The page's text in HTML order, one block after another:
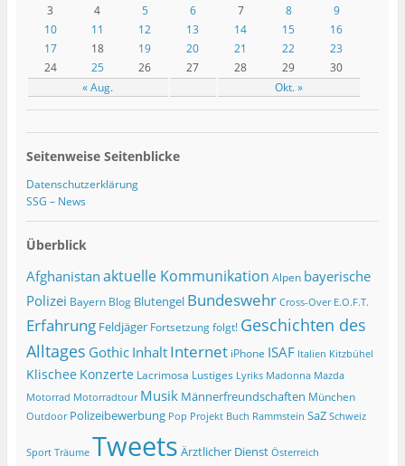
« Aug. Okt. »
3
4 5 6 7 8
9
10
11 12 13 14 15
16
17
18 19 20 21 22
23
24
25 26 27 28 29 30
Seitenweise Seitenblicke
Datenschutzerklärung
SSG – News
Überblick
Afghanistanaktuelle Kommunikation Alpen bayerische
Polizei Bayern Blog Blutengel Bundeswehr Cross-Over E.O.F.T.
Erfahrung Feldjäger Fortsetzung folgt! Geschichten des
Alltages Gothic Inhalt Internet iPhone ISAF Italien Kitzbühel
Klischee Konzerte Lacrimosa Lustiges Lyriks Madonna Mazda
Motorrad Motorradtour Musik Männerfreundschaften München
Outdoor Polizeibewerbung Pop Projekt Buch Rammstein SaZ Schweiz
Sport Träume Tweets Ärztlicher Dienst Österreich